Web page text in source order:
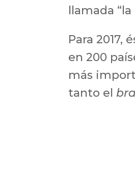
llamada
Para 2017,
en 200
más
tanto el